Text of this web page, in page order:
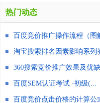
热门动态
百度竞价推广操作流程（图
淘宝搜索排名因素影响系列
360搜索竞价推广效果及优
百度SEM认证考试 -初级(...
百度竞价点击价格的计算公